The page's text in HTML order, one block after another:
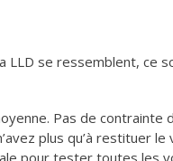
LLD se ressemblent, ce
Pas de contrainte
plus qu’à restituer le
pour tester toutes les